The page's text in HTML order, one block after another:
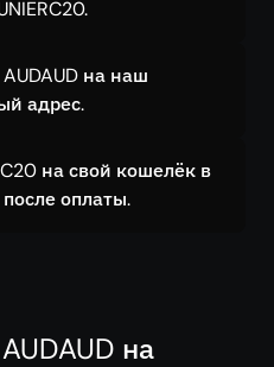
на наш
адрес.
на свой кошелёк в
оплаты.
на